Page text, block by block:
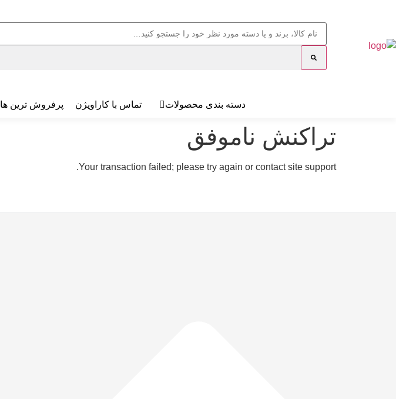
دسته بندی محصولات تماس با کاراویژن پرفروش ترین ها
تراکنش ناموفق
Your transaction failed; please try again or contact site support.